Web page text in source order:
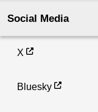
Social Media
X
Bluesky